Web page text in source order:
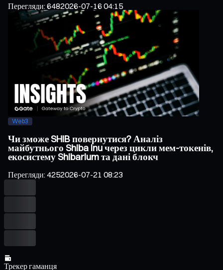
Перегляди:6482026-07-16 04:15
Web3
Чи зможе SHIB повернутися? Аналіз
майбутнього Shiba Inu через цикли мем-токенів,
екосистему Shibarium та дані блокч
Перегляди:4252026-07-21 08:23
Трекер гаманця